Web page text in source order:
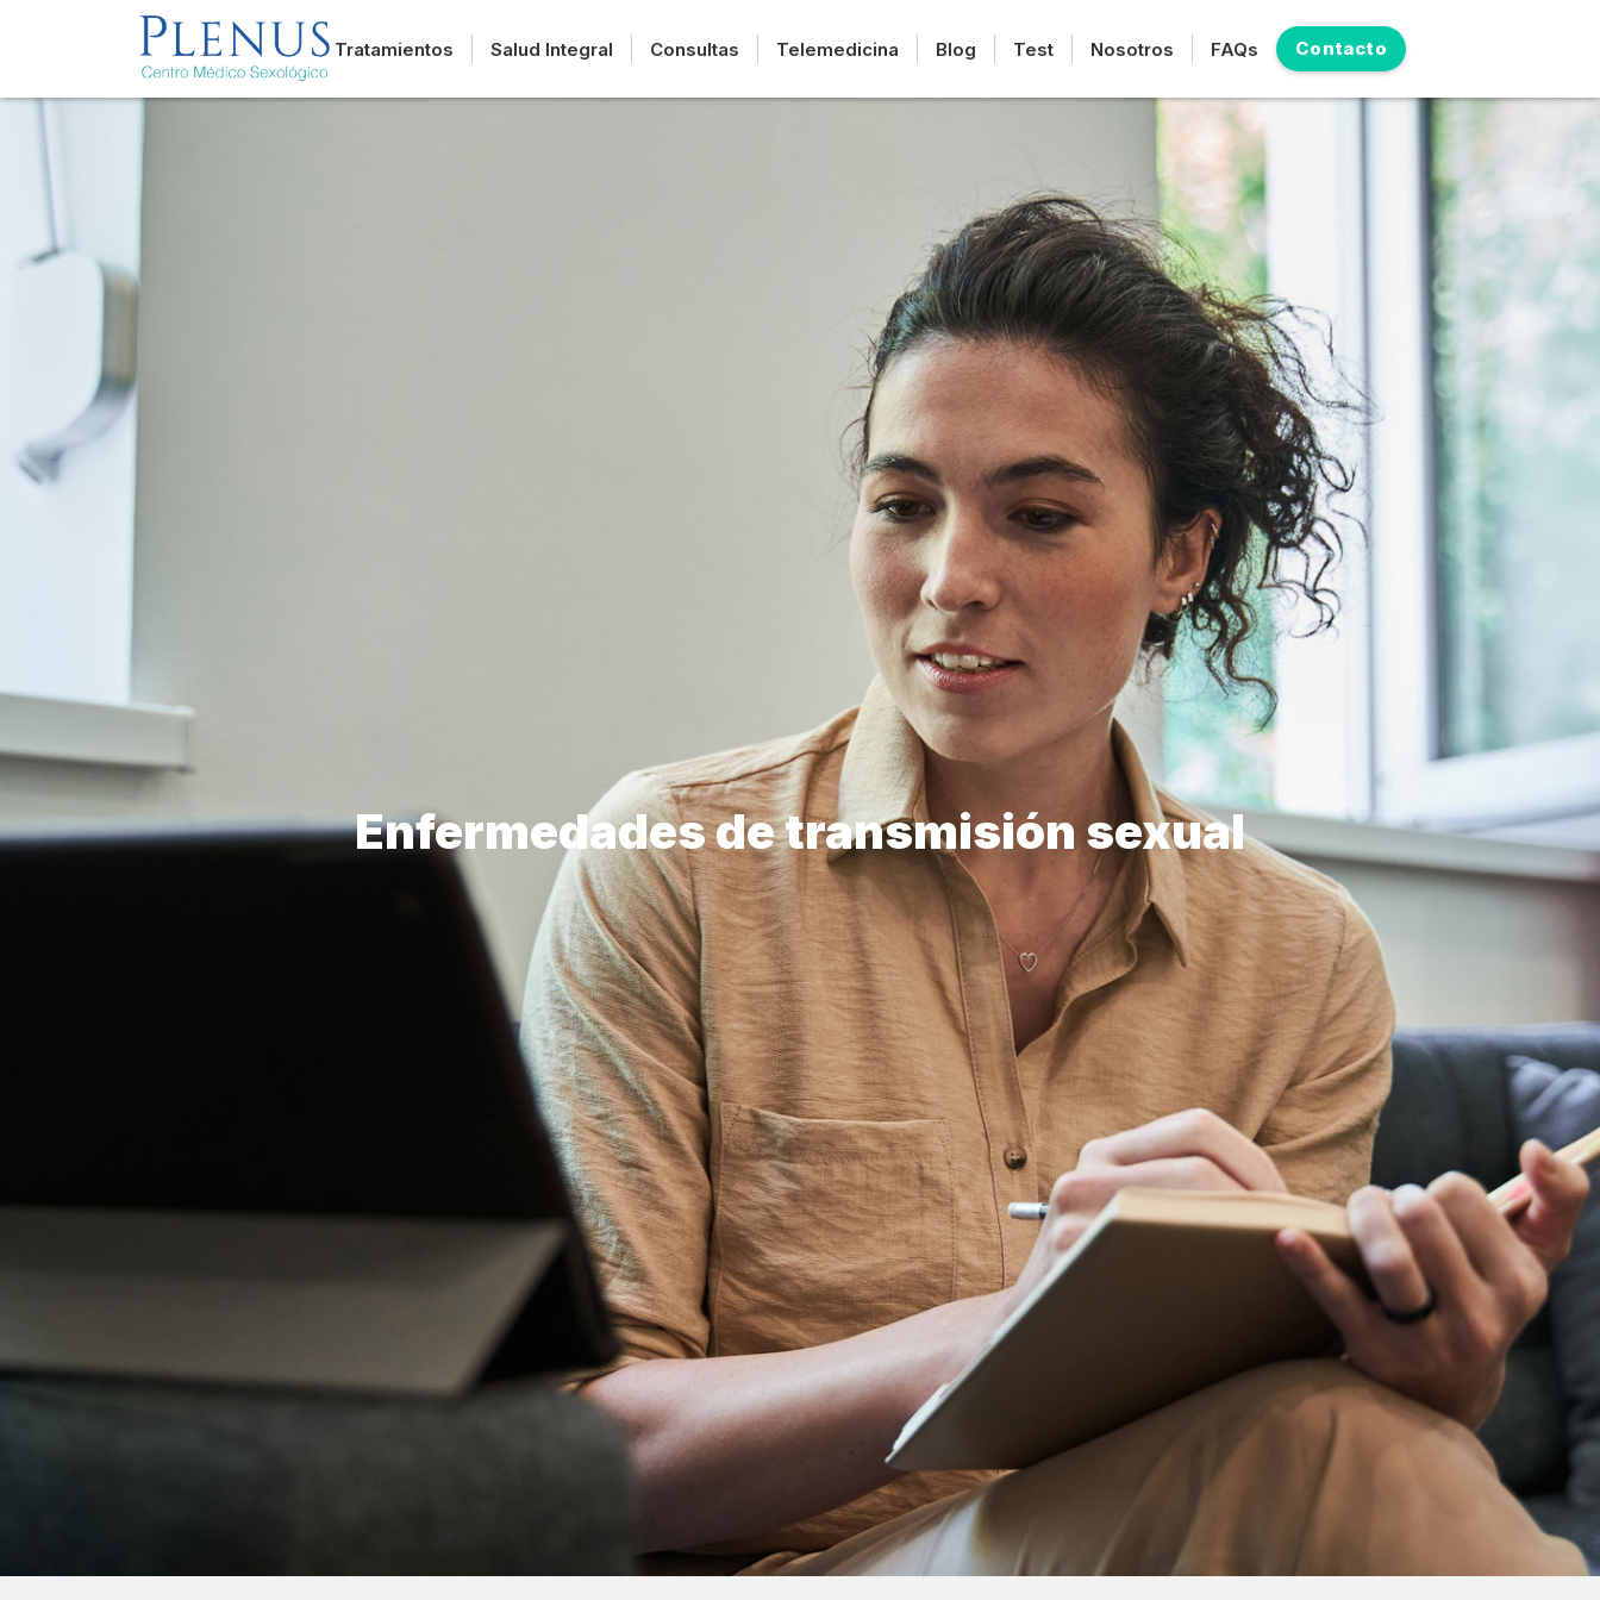
Tratamientos Salud Integral Consultas Telemedicina Blog Test Nosotros FAQs Contacto
Enfermedades de transmisión sexual